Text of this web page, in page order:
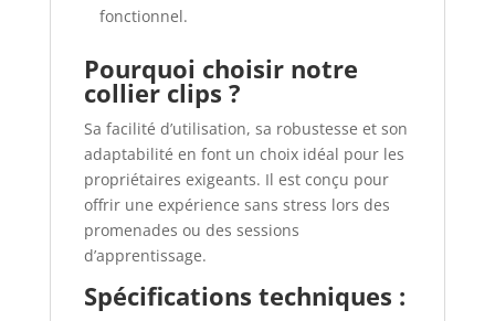
fonctionnel.
Pourquoi choisir notre
collier clips ?
Sa facilité d’utilisation, sa robustesse et son
adaptabilité en font un choix idéal pour les
propriétaires exigeants. Il est conçu pour
offrir une expérience sans stress lors des
promenades ou des sessions
d’apprentissage.
Spécifications techniques :